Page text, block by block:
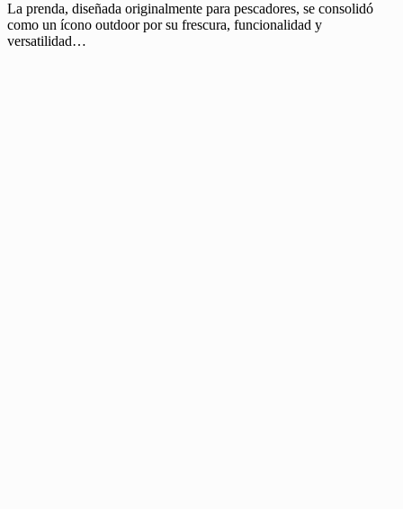
La prenda, diseñada originalmente para pescadores, se consolidó
como un ícono outdoor por su frescura, funcionalidad y
versatilidad…